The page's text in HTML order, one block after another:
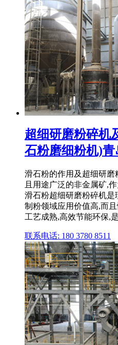
超细研磨粉碎机
石粉磨细粉机)青
滑石粉的作用及超细研
且用途广泛的非金属矿,
滑石粉超细研磨粉碎机
制粉领域应用价值高,而
工艺成熟,高效节能环保,
联系电话: 180 3780 8511